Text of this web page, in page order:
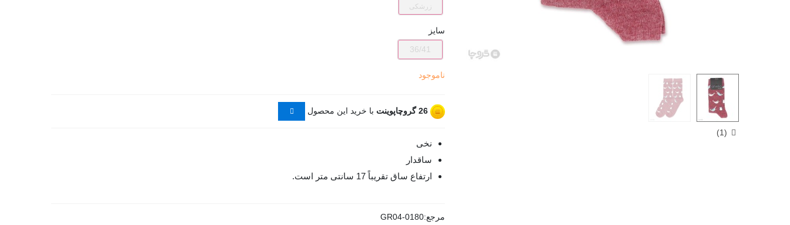
(
1
)
زرشکی
سایز
36/41
ناموجود
26گروچاپوینت با خرید این محصول
نخی
ساقدار
ارتفاع ساق تقریباً 17 سانتی متر است.
مرجع:GR04-0180